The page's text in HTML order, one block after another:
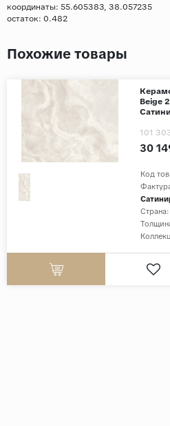
координаты: 55.605383, 38.057235
остаток: 0.482
Похожие товары
Beige
Код
Страна:
30
101